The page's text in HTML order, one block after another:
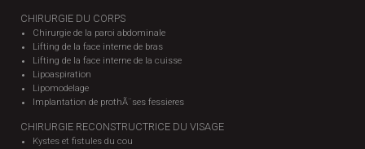
CHIRURGIE DU CORPS
Chirurgie de la paroi abdominale
Lifting de la face interne de bras
Lifting de la face interne de la cuisse
Lipoaspiration
Lipomodelage
Implantation de prothÃ¨ses fessieres
CHIRURGIE RECONSTRUCTRICE DU VISAGE
Kystes et fistules du cou